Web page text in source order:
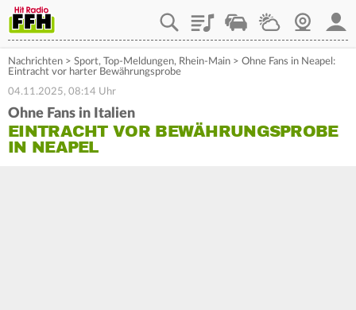
PlaylistStaupilotWetterWebcam
Nachrichten > Sport, Top-Meldungen, Rhein-Main > Ohne Fans in Neapel:
Eintracht vor harter Bewährungsprobe
04.11.2025, 08:14 Uhr
Ohne Fans in Italien
EINTRACHT VOR BEWÄHRUNGSPROBE
IN NEAPEL